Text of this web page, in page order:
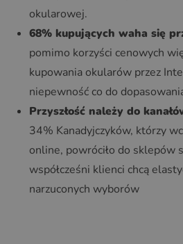
okularowej.
68% kupujących waha się
pomimo korzyści cenowych
kupowania okularów przez
niepewność co do
Przyszłość należy do
34% Kanadyjczyków, którzy
online, powróciło do sklepów
współcześni klienci chcą
narzuconych wyborów